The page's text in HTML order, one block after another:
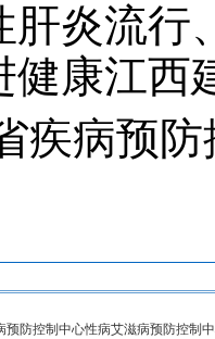
肝炎流行
健康江西
疾病预
防控制中心性病艾滋病预防控制